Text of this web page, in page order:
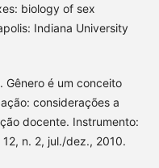
biology of sex
Indiana University
Gênero é um conceito
considerações a
docente. Instrumento:
n. 2, jul./dez., 2010.